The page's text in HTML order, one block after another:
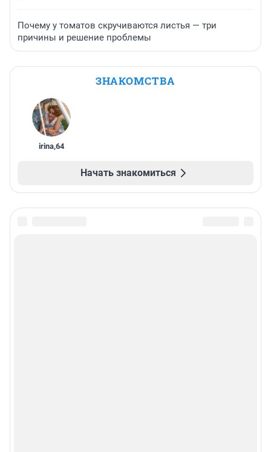
Почему у томатов скручиваются листья — три
причины и решение проблемы
ЗНАКОМСТВА
irina,64
Начать знакомиться